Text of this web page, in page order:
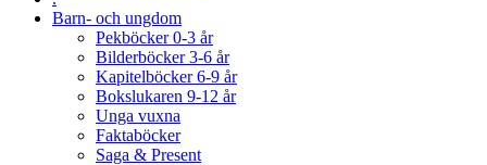
Barn- och ungdom
Pekböcker 0-3 år
Bilderböcker 3-6 år
Kapitelböcker 6-9 år
Bokslukaren 9-12 år
Unga vuxna
Faktaböcker
Saga & Present